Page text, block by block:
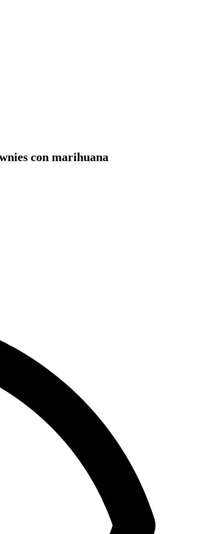
con marihuana